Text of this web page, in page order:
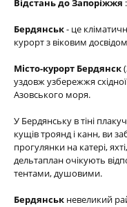
Відстань до Запоріжжя
Бердянськ- це
курорт з віковим
Місто-курорт Бердянск
уздовж узбережжя
Азовського моря.
У Бердянську в тіні
кущів троянд і канн, ви
прогулянки на катері,
дельтаплан очікують
тентами, душовими.
Бердянськ невеликий